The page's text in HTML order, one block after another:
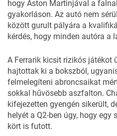
hogy Aston Martinjával a
gyakorláson. Az autó nem
között gurult pályára a
kérdés, hogy minden autóra a
A Ferrarik kicsit rizikós játékot
hajtottak ki a bokszból,
felmelegíteni abroncsaikat
sokkal hűvösebb aszfalton.
kifejezetten gyengén sikerült,
helyét a Q2-ben úgy, hogy
kört is futott.